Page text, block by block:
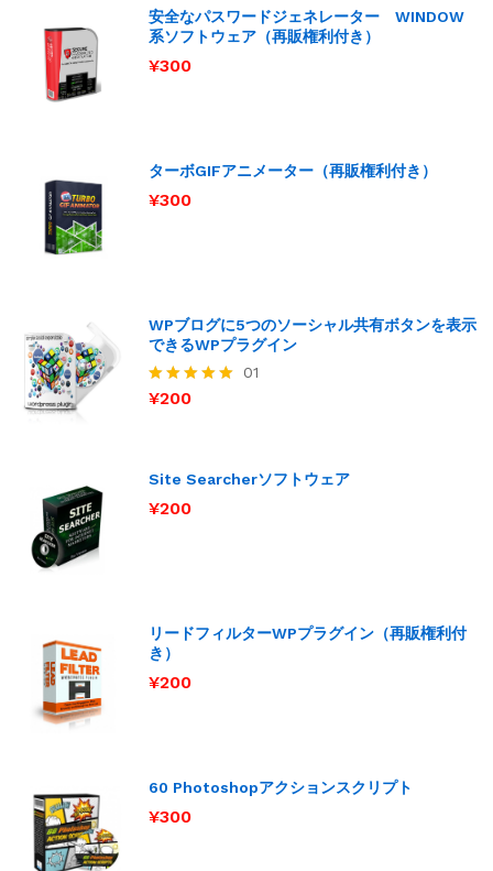
安全なパスワードジェネレーター WINDOW
系ソフトウェア（再販権利付き）
¥300
ターボGIFアニメーター（再販権利付き）
¥300
WPブログに5つのソーシャル共有ボタンを表示
できるWPプラグイン
5段階で
01
¥200
Site Searcherソフトウェア
¥200
リードフィルターWPプラグイン（再販権利付
き）
¥200
60 Photoshopアクションスクリプト
¥300